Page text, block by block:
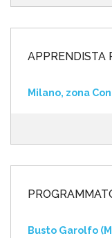
APPRENDISTA
Milano, zona
Busto Garolfo